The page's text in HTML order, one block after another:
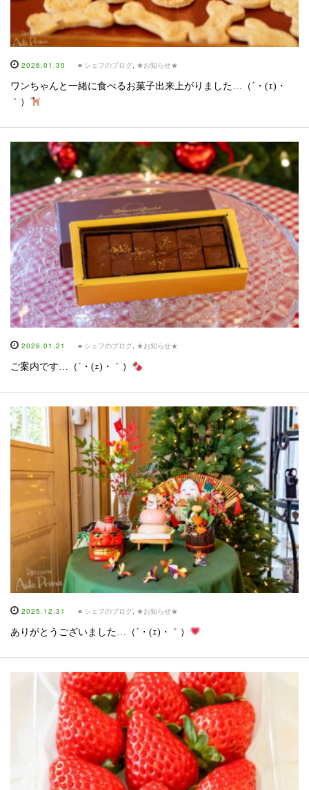
2026.01.30 ■ シェフのブログ ★お知らせ★
ワンちゃんと一緒に食べるお菓子出来上がりました…（´・(ｪ)・
｀）
2026.01.21 ■ シェフのブログ, ★お知らせ★
ご案内です…（´・(ｪ)・｀）
2025.12.31 ■ シェフのブログ ★お知らせ★
ありがとうございました…（´・(ｪ)・｀）